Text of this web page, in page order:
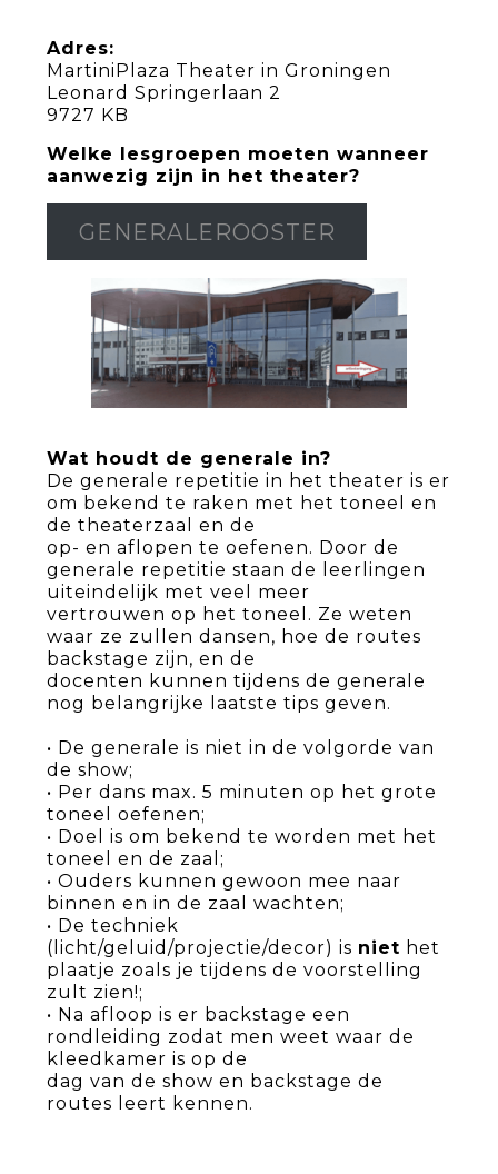
Adres:
MartiniPlaza Theater in Groningen
Leonard Springerlaan 2
9727 KB
Welke lesgroepen moeten wanneer
aanwezig zijn in het theater?
GENERALEROOSTER
Wat houdt de generale in?
De generale repetitie in het theater is er
om bekend te raken met het toneel en
de theaterzaal en de
op- en aflopen te oefenen. Door de
generale repetitie staan de leerlingen
uiteindelijk met veel meer
vertrouwen op het toneel. Ze weten
waar ze zullen dansen, hoe de routes
backstage zijn, en de
docenten kunnen tijdens de generale
nog belangrijke laatste tips geven.
• De generale is niet in de volgorde van
de show;
• Per dans max. 5 minuten op het grote
toneel oefenen;
• Doel is om bekend te worden met het
toneel en de zaal;
• Ouders kunnen gewoon mee naar
binnen en in de zaal wachten;
• De techniek
(licht/geluid/projectie/decor) is niet het
plaatje zoals je tijdens de voorstelling
zult zien!;
• Na afloop is er backstage een
rondleiding zodat men weet waar de
kleedkamer is op de
dag van de show en backstage de
routes leert kennen.